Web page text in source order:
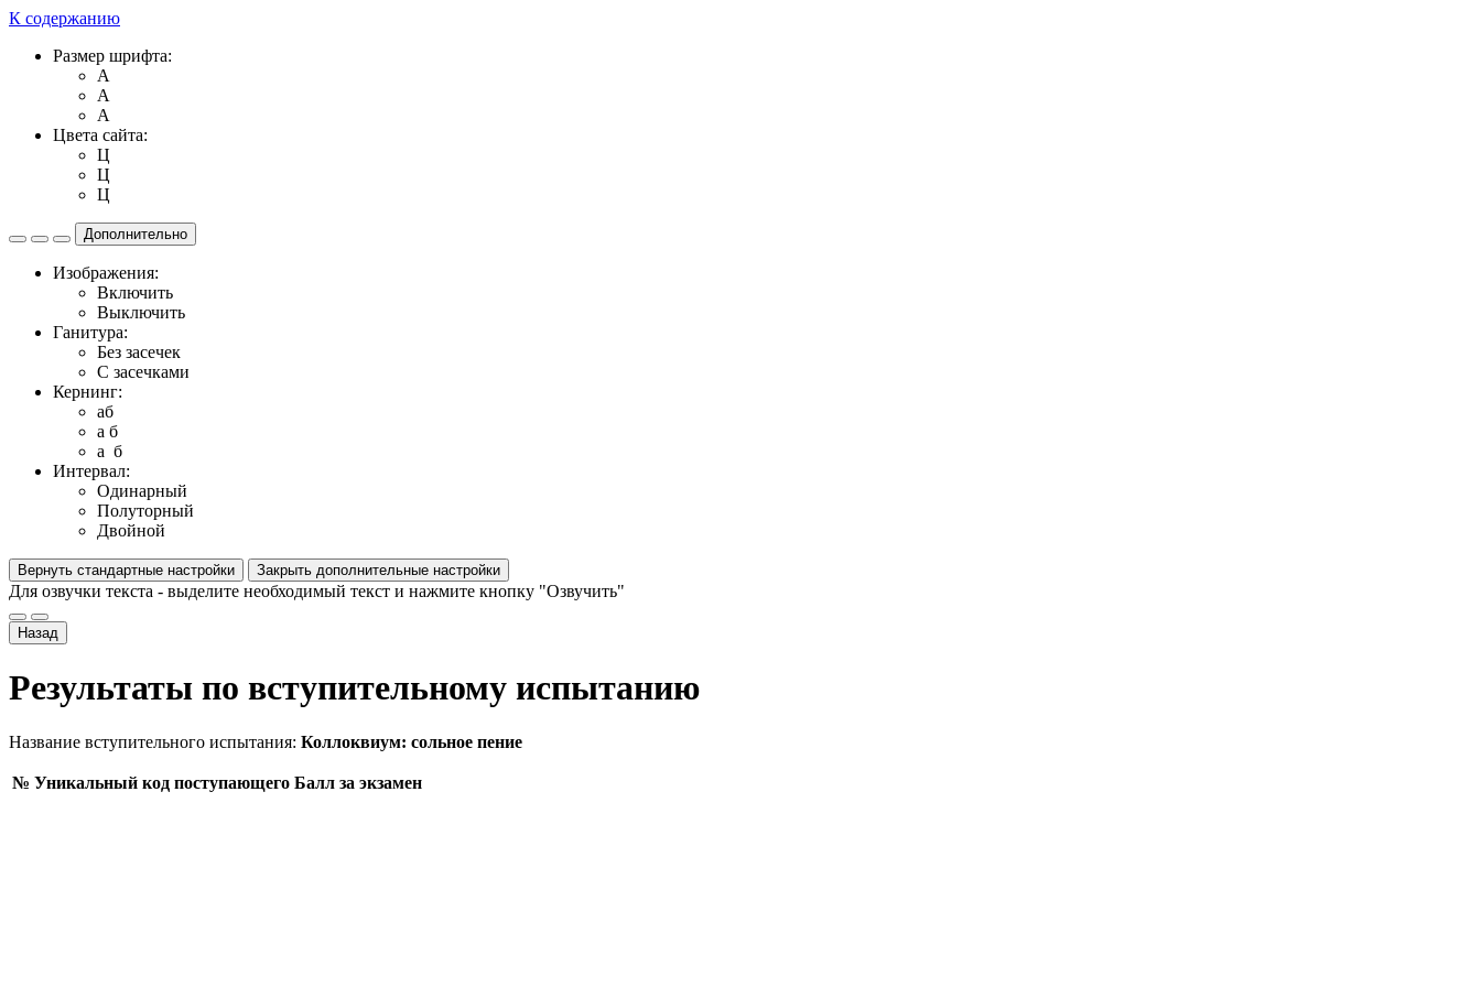
К содержанию
Размер шрифта:
A
A
A
Цвета сайта:
Ц
Ц
Ц
Дополнительно
Изображения:
Включить
Выключить
Ганитура:
Без засечек
С засечками
Кернинг:
aб
a б
a б
Интервал:
Одинарный
Полуторный
Двойной
Вернуть стандартные настройки Закрыть дополнительные настройки
Для озвучки текста - выделите необходимый текст и нажмите кнопку "Озвучить"
Назад
Результаты по вступительному испытанию
Название вступительного испытания: Коллоквиум: сольное пение
№ Уникальный код поступающего Балл за экзамен